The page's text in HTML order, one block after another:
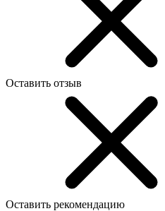
Оставить отзыв
Оставить рекомендацию